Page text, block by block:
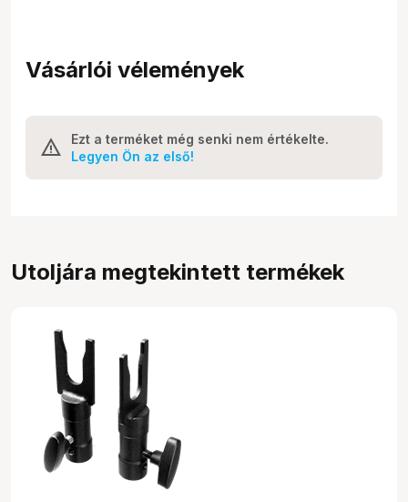
Vásárlói vélemények
Ezt a terméket még senki nem értékelte.
Legyen Ön az első!
Utoljára megtekintett termékek